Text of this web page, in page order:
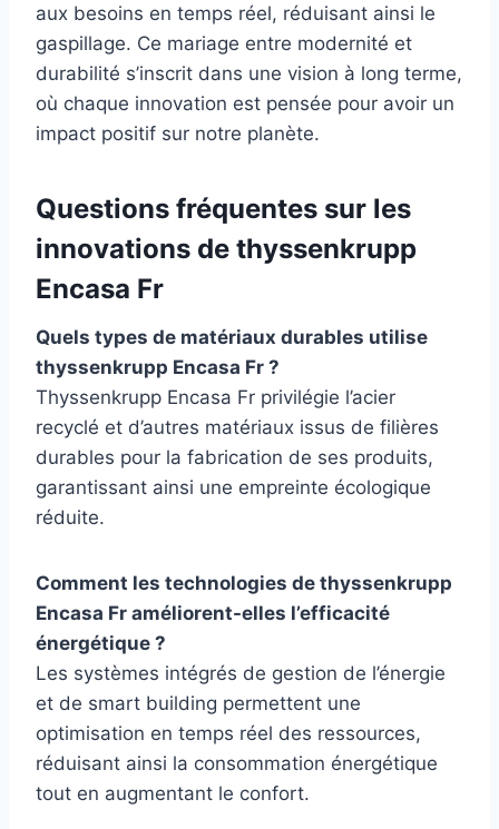
aux besoins en temps réel, réduisant ainsi le
gaspillage. Ce mariage entre modernité et
durabilité s’inscrit dans une vision à long terme,
où chaque innovation est pensée pour avoir un
impact positif sur notre planète.
Questions fréquentes sur les
innovations de thyssenkrupp
Encasa Fr
Quels types de matériaux durables utilise
thyssenkrupp Encasa Fr ?
Thyssenkrupp Encasa Fr privilégie l’acier
recyclé et d’autres matériaux issus de filières
durables pour la fabrication de ses produits,
garantissant ainsi une empreinte écologique
réduite.
Comment les technologies de thyssenkrupp
Encasa Fr améliorent-elles l’efficacité
énergétique ?
Les systèmes intégrés de gestion de l’énergie
et de smart building permettent une
optimisation en temps réel des ressources,
réduisant ainsi la consommation énergétique
tout en augmentant le confort.